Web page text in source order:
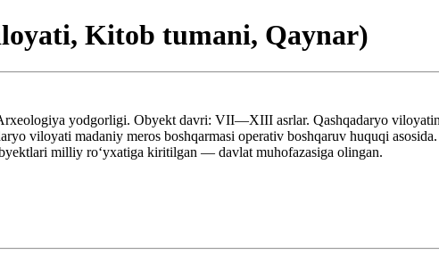
Kitob tumani, Qaynar)
yodgorligi. Obyekt davri: VII—XIII asrlar. Qashqadaryo
viloyati madaniy meros boshqarmasi operativ boshqaruv huquqi
milliy roʻyxatiga kiritilgan — davlat muhofazasiga olingan.